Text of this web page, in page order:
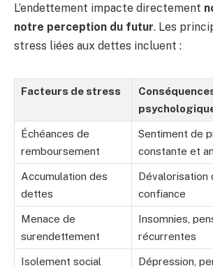
L’endettement impacte directement
notre perception du futur. Les
stress liées aux dettes incluent :
Facteurs de stress
Échéances de
remboursement
Sentiment de
constante et
Accumulation des
dettes
Dévalorisation
confiance
Menace de
surendettement
Insomnies,
récurrentes
Isolement social
Dépression,